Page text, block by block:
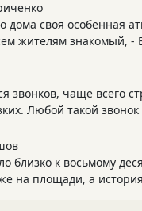
дома своя особенная
жителям знакомый, -
звонков, чаще всего
Любой такой
близко к восьмому
на площади, а